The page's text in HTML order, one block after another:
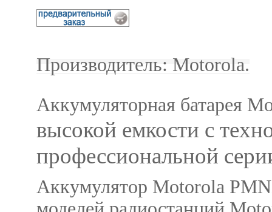
Производитель: Motorola.
Аккумуляторная батарея
высокой емкости с
профессиональной
Аккумулятор Motorola